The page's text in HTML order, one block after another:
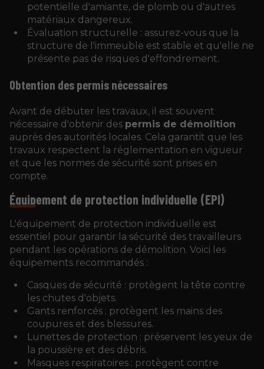
potentielle d'amiante, de plomb ou d'autres
matériaux dangereux.
Évaluation structurelle : assurez-vous que la
structure de l'immeuble est stable et qu'elle ne
présente pas de risques d'effondrement.
Obtention des permis nécessaires
Avant de débuter les travaux, il est souvent
nécessaire d'obtenir des permis de démolition
auprès des autorités locales. Cela garantit que les
travaux respectent la réglementation en vigueur
et que les normes de sécurité sont prises en
compte.
Équipement de protection individuelle (EPI)
L'équipement de protection individuelle est
essentiel pour garantir la sécurité des travailleurs
pendant les opérations de démolition. Voici les
équipements recommandés :
Casques de sécurité : protègent la tête contre
les chutes d'objets.
Gants renforcés : protègent les mains des
coupures et des blessures.
Lunettes de protection : préservent les yeux de
la poussière et des débris.
Masques respiratoires : protègent contre